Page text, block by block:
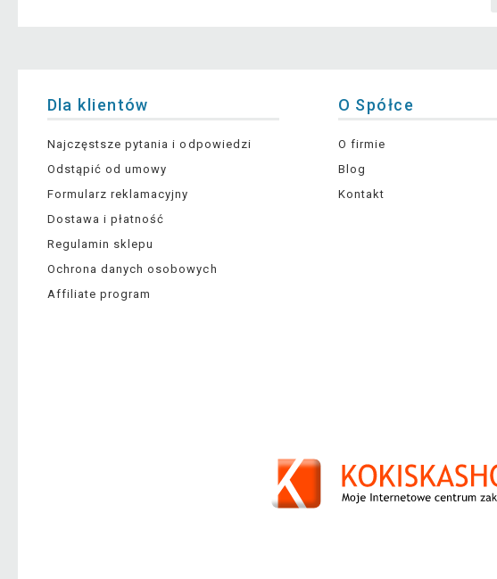
Dla klientów
Najczęstsze pytania i odpowiedzi
Odstąpić od umowy
Formularz reklamacyjny
Dostawa i płatność
Regulamin sklepu
Ochrona danych osobowych
Affiliate program
O Spółce
O firmie
Blog
Kontakt